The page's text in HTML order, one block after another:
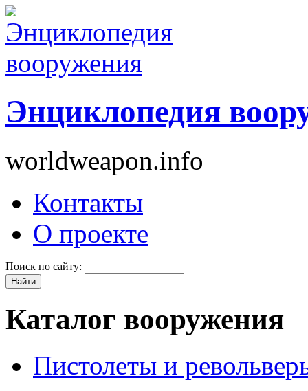
Энциклопедия
worldweapon.info
Контакты
О проекте
Поиск по сайту:
Каталог вооружения
Пистолеты и